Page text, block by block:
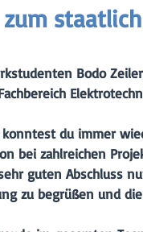
Bodo
du immer
bei zahlreichen
guten Abschluss
zu begrüßen und